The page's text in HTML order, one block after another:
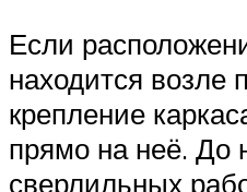
Если
находится возле
крепление
прямо на неё. До
сверлильных